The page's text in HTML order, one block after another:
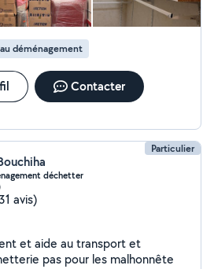
déménagement
Contacter
Particulier
déchetter
avis)
et aide au transport et
pas pour les malhonnête